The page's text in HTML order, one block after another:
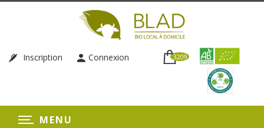
Inscription Connexion 3209
MENU